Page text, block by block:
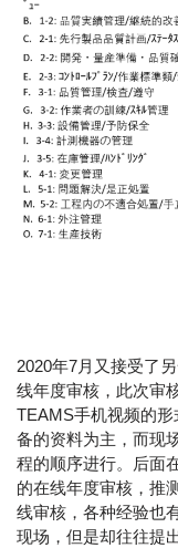
2020年7月又接受了
线年度审核，此次审
TEAMS手机视频的
备的资料为主，而现
程的顺序进行。后面
的在线年度审核，推
线审核，各种经验也
现场，但是却往往提